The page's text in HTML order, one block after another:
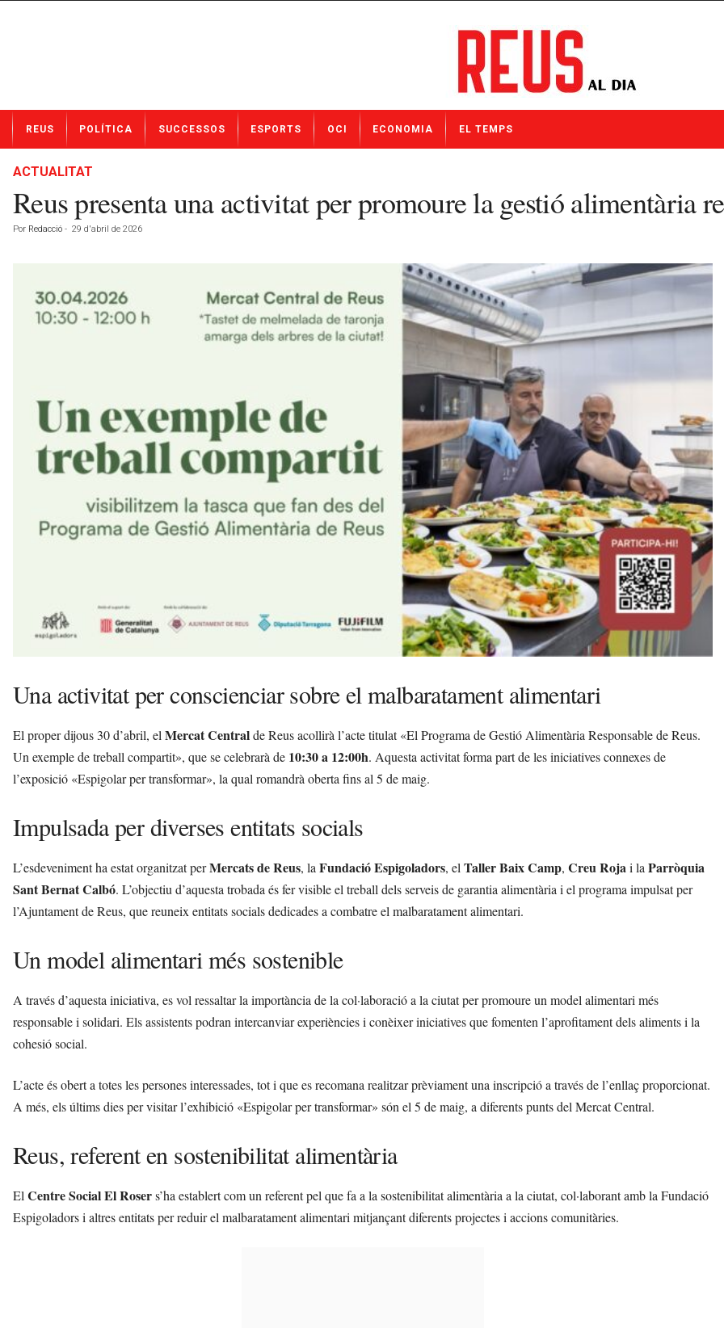
t
REUS POLÍTICA SUCCESSOS ESPORTS OCI ECONOMIA EL TEMPS
ACTUALITAT
Reus presenta una activitat per promoure la gestió alimentària
Por Redacció - 29 d'abril de 2026
Una activitat per conscienciar sobre el malbaratament alimentari
El proper dijous 30 d’abril, elMercat Centralde Reus acollirà l’acte titulat «El Programa de Gestió Alimentària Responsable de Reus.
Un exemple de treball compartit», que se celebrarà de 10:30 a 12:00h. Aquesta activitat forma part de les iniciatives connexes de
l’exposició «Espigolar per transformar», la qual romandrà oberta fins al 5 de maig.
Impulsada per diverses entitats socials
L’esdeveniment ha estat organitzat perMercats de Reus, laFundació Espigoladors, elTaller Baix Camp, Creu Rojai laParròquia
Sant Bernat Calbó. L’objectiu d’aquesta trobada és fer visible el treball dels serveis de garantia alimentària i el programa impulsat per
l’Ajuntament de Reus, que reuneix entitats socials dedicades a combatre el malbaratament alimentari.
Un model alimentari més sostenible
A través d’aquesta iniciativa, es vol ressaltar la importància de la col·laboració a la ciutat per promoure un model alimentari més
responsable i solidari. Els assistents podran intercanviar experiències i conèixer iniciatives que fomenten l’aprofitament dels aliments i la
cohesió social.
L’acte és obert a totes les persones interessades, tot i que es recomana realitzar prèviament una inscripció a través de l’enllaç proporcionat.
A més, els últims dies per visitar l’exhibició «Espigolar per transformar» són el 5 de maig, a diferents punts del Mercat Central.
Reus, referent en sostenibilitat alimentària
ElCentre Social El Rosers’ha establert com un referent pel que fa a la sostenibilitat alimentària a la ciutat, col·laborant amb la Fundació
Espigoladors i altres entitats per reduir el malbaratament alimentari mitjançant diferents projectes i accions comunitàries.